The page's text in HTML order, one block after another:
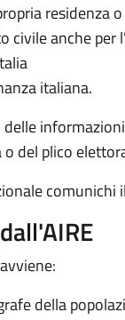
residenza
civile anche
italiana.
del plico
della